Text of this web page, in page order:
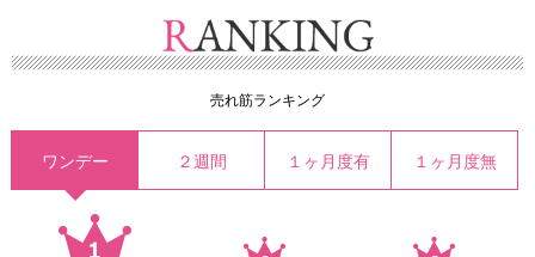
売れ筋ランキング
ワンデー ２週間 １ヶ月度有 １ヶ月度無